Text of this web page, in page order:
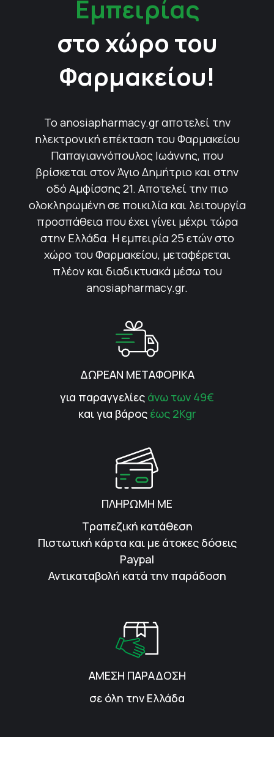
Εμπειρίας
στο χώρο του
Φαρμακείου!
Το anosiapharmacy.gr αποτελεί την
ηλεκτρονική επέκταση του Φαρμακείου
Παπαγιαννόπουλος Ιωάννης, που
βρίσκεται στον Άγιο Δημήτριο και στην
οδό Αμφίσσης 21. Αποτελεί την πιο
ολοκληρωμένη σε ποικιλία και λειτουργία
προσπάθεια που έχει γίνει μέχρι τώρα
στην Ελλάδα. Η εμπειρία 25 ετών στο
χώρο του Φαρμακείου, μεταφέρεται
πλέον και διαδικτυακά μέσω του
anosiapharmacy.gr.
ΔΩΡΕΑΝ ΜΕΤΑΦΟΡΙΚΑ
για παραγγελίες άνω των 49€
και για βάρος έως 2Kgr
ΠΛΗΡΩΜΗ ΜΕ
Τραπεζική κατάθεση
Πιστωτική κάρτα και με άτοκες δόσεις
Paypal
Αντικαταβολή κατά την παράδοση
ΑΜΕΣΗ ΠΑΡΑΔΟΣΗ
σε όλη την Ελλάδα